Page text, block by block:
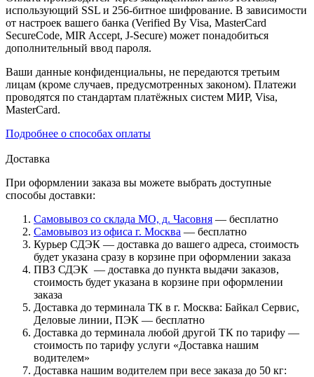
использующий SSL и 256-битное шифрование. В зависимости
от настроек вашего банка (Verified By Visa, MasterCard
SecureCode, MIR Accept, J-Secure) может понадобиться
дополнительный ввод пароля.
Ваши данные конфиденциальны, не передаются третьим
лицам (кроме случаев, предусмотренных законом). Платежи
проводятся по стандартам платёжных систем МИР, Visa,
MasterCard.
Подробнее о способах оплаты
Доставка
При оформлении заказа вы можете выбрать доступные
способы доставки:
Самовывоз со склада МО, д. Часовня — бесплатно
Самовывоз из офиса г. Москва — бесплатно
Курьер СДЭК — доставка до вашего адреса, стоимость
будет указана сразу в корзине при оформлении заказа
ПВЗ СДЭК — доставка до пункта выдачи заказов,
стоимость будет указана в корзине при оформлении
заказа
Доставка до терминала ТК в г. Москва: Байкал Сервис,
Деловые линии, ПЭК — бесплатно
Доставка до терминала любой другой ТК по тарифу —
стоимость по тарифу услуги «Доставка нашим
водителем»
Доставка нашим водителем при весе заказа до 50 кг: